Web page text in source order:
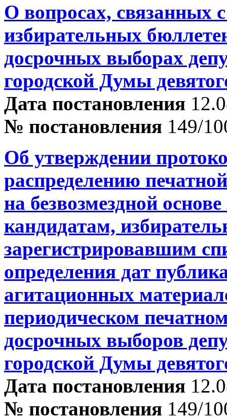
О вопросах, связанных
избирательных
досрочных выборах
городской Думы
Дата постановления
№ постановления 149/
Об утверждении
распределению
на безвозмездной
кандидатам,
зарегистрировавшим
определения дат
агитационных
периодическом
досрочных выборов
городской Думы
Дата постановления
№ постановления 149/